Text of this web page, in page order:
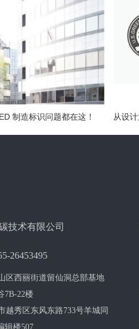
制造标识问题都在这！
区西丽街道留仙洞总部基地
22楼
越秀区东风东路733号羊城同
507
26453495
技术有限公司